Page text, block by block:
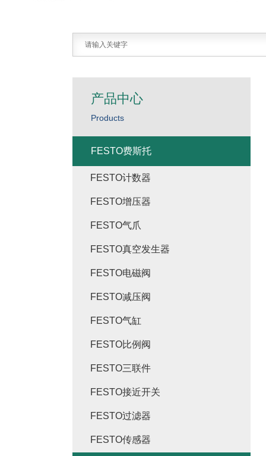
产品中心
Products
FESTO费斯托
FESTO计数器
FESTO增压器
FESTO气爪
FESTO真空发生器
FESTO电磁阀
FESTO减压阀
FESTO气缸
FESTO比例阀
FESTO三联件
FESTO接近开关
FESTO过滤器
FESTO传感器